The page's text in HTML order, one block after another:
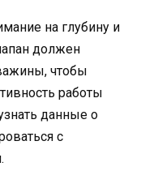
на глубину и
должен
чтобы
работы
данные о
с